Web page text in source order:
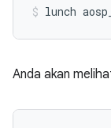
lunch
Anda akan